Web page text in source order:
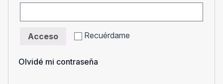
Recuérdame
Acceso
Olvidé mi contraseña